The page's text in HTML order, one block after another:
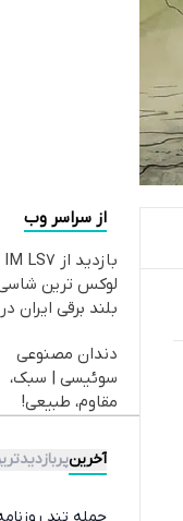
از سراسر وب
بازدید از IM LS7
لوکس ترین
بلند برقی ایران در
دندان مصنوعی
سوئیسی | سبک،
مقاوم، طبیعی!
رایگان+پرداخت
اقساطی😍
آخرین